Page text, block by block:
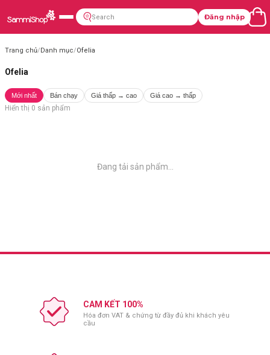
Đăng nhập
Trang chủ/Danh mục/Ofelia
Ofelia
Mới nhất Bán chạy Giá thấp → cao Giá cao → thấp
Hiển thị 0 sản phẩm
Đang tải sản phẩm...
CAM KẾT 100%
Hóa đơn VAT & chứng từ đầy đủ khi khách yêu
cầu